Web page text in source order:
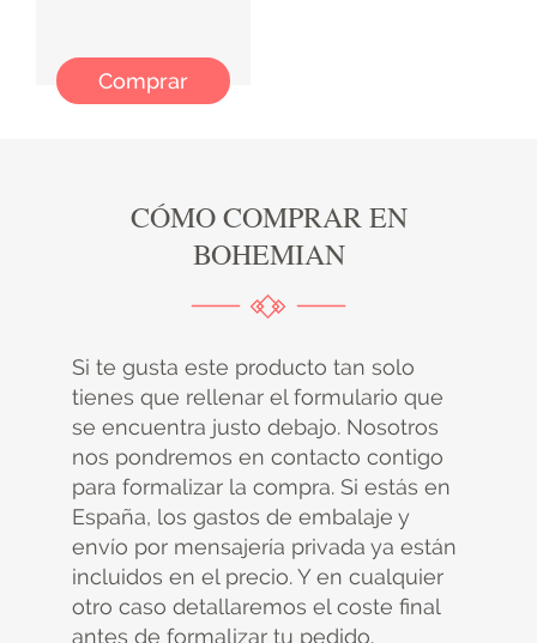
Comprar
CÓMO COMPRAR EN
BOHEMIAN
Si te gusta este producto tan solo
tienes que rellenar el formulario que
se encuentra justo debajo. Nosotros
nos pondremos en contacto contigo
para formalizar la compra. Si estás en
España, los gastos de embalaje y
envío por mensajería privada ya están
incluidos en el precio. Y en cualquier
otro caso detallaremos el coste final
antes de formalizar tu pedido.